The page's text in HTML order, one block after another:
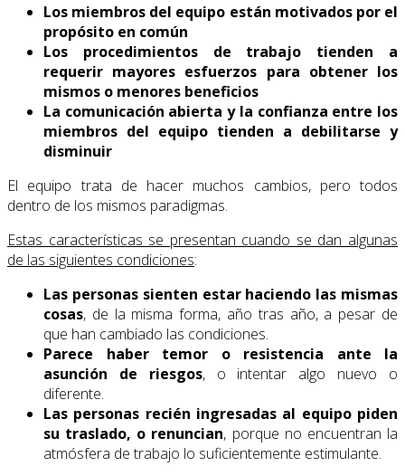
Los miembros del equipo están motivados por el
propósito en común
Los procedimientos de trabajo tienden a
requerir mayores esfuerzos para obtener los
mismos o menores beneficios
La comunicación abierta y la confianza entre los
miembros del equipo tienden a debilitarse y
disminuir
El equipo trata de hacer muchos cambios, pero todos
dentro de los mismos paradigmas.
Estas características se presentan cuando se dan algunas
de las siguientes condiciones:
Las personas sienten estar haciendo las mismas
cosas, de la misma forma, año tras año, a pesar de
que han cambiado las condiciones.
Parece haber temor o resistencia ante la
asunción de riesgos, o intentar algo nuevo o
diferente.
Las personas recién ingresadas al equipo piden
su traslado, o renuncian, porque no encuentran la
atmósfera de trabajo lo suficientemente estimulante.